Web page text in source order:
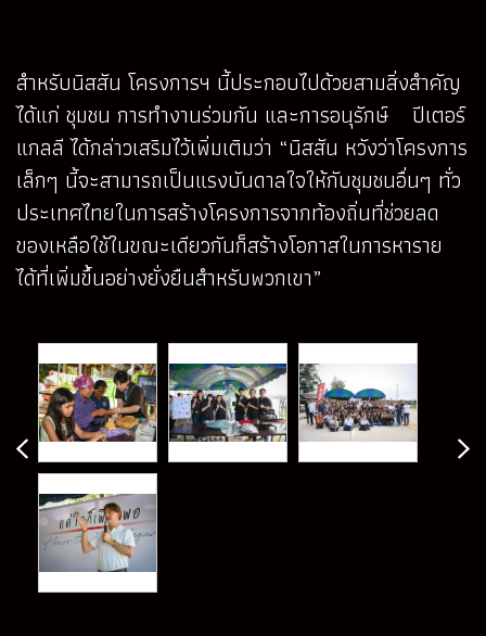
สำหรับนิสสัน โครงการฯ นี้ประกอบไปด้วยสามสิ่งสำคัญ
ได้แก่ ชุมชน การทำงานร่วมกัน และการอนุรักษ์ ปีเตอร์
แกลลี ได้กล่าวเสริมไว้เพิ่มเติมว่า “นิสสัน หวังว่าโครงการ
เล็กๆ นี้จะสามารถเป็นแรงบันดาลใจให้กับชุมชนอื่นๆ ทั่ว
ประเทศไทยในการสร้างโครงการจากท้องถิ่นที่ช่วยลด
ของเหลือใช้ในขณะเดียวกันก็สร้างโอกาสในการหาราย
ได้ที่เพิ่มขึ้นอย่างยั่งยืนสำหรับพวกเขา”